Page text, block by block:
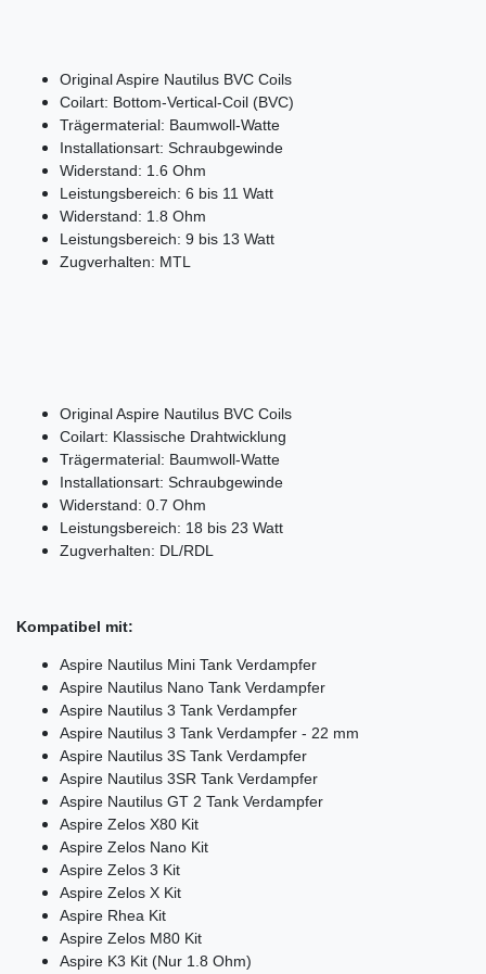
Original Aspire Nautilus BVC Coils
Coilart: Bottom-Vertical-Coil (BVC)
Trägermaterial: Baumwoll-Watte
Installationsart: Schraubgewinde
Widerstand: 1.6 Ohm
Leistungsbereich: 6 bis 11 Watt
Widerstand: 1.8 Ohm
Leistungsbereich: 9 bis 13 Watt
Zugverhalten: MTL
Original Aspire Nautilus BVC Coils
Coilart: Klassische Drahtwicklung
Trägermaterial: Baumwoll-Watte
Installationsart: Schraubgewinde
Widerstand: 0.7 Ohm
Leistungsbereich: 18 bis 23 Watt
Zugverhalten: DL/RDL
Kompatibel mit:
Aspire Nautilus Mini Tank Verdampfer
Aspire Nautilus Nano Tank Verdampfer
Aspire Nautilus 3 Tank Verdampfer
Aspire Nautilus 3 Tank Verdampfer - 22 mm
Aspire Nautilus 3S Tank Verdampfer
Aspire Nautilus 3SR Tank Verdampfer
Aspire Nautilus GT 2 Tank Verdampfer
Aspire Zelos X80 Kit
Aspire Zelos Nano Kit
Aspire Zelos 3 Kit
Aspire Zelos X Kit
Aspire Rhea Kit
Aspire Zelos M80 Kit
Aspire K3 Kit (Nur 1.8 Ohm)